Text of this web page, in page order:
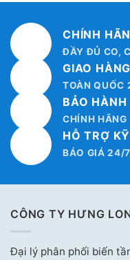
CHÍNH
ĐẦY ĐỦ CO,
GIAO HÀNG
TOÀN QUỐC
BẢO HÀNH
CHÍNH HÃNG
HỖ TRỢ
BÁO GIÁ 24/7
CÔNG TY HƯNG
Đại lý phân phối biến